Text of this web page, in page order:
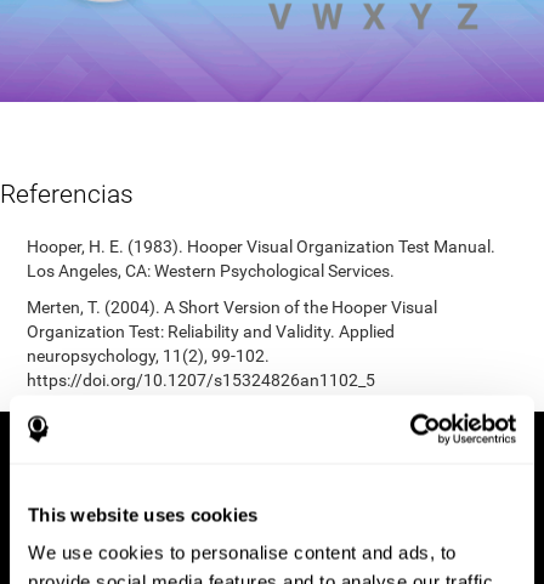
This website uses cookies
We use cookies to personalise content and ads, to
Referencias
Hooper, H. E. (1983). Hooper Visual Organization Test Manual.
Los Angeles, CA: Western Psychological Services.
Merten, T. (2004). A Short Version of the Hooper Visual
Organization Test: Reliability and Validity. Applied
neuropsychology, 11(2), 99-102.
https://doi.org/10.1207/s15324826an1102_5